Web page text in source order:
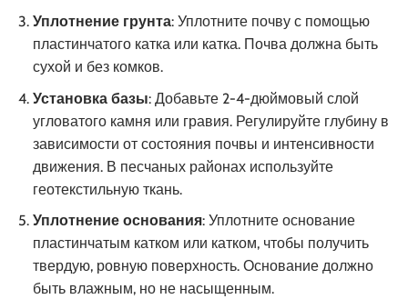
Уплотнение грунта: Уплотните почву с помощью
пластинчатого катка или катка. Почва должна быть
сухой и без комков.
Установка базы: Добавьте 2-4-дюймовый слой
угловатого камня или гравия. Регулируйте глубину в
зависимости от состояния почвы и интенсивности
движения. В песчаных районах используйте
геотекстильную ткань.
Уплотнение основания: Уплотните основание
пластинчатым катком или катком, чтобы получить
твердую, ровную поверхность. Основание должно
быть влажным, но не насыщенным.